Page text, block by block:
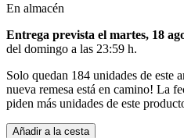
En almacén
Entrega prevista el martes, 18
del domingo a las 23:59 h.
Solo quedan 184 unidades de este
nueva remesa está en camino! La
piden más unidades de este
Añadir a la cesta